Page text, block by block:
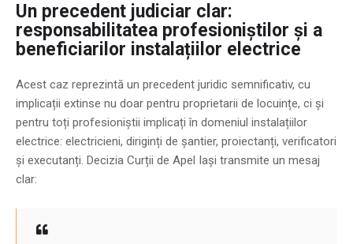
Un precedent judiciar clar:
responsabilitatea profesioniștilor și a
beneficiarilor instalațiilor electrice
Acest caz reprezintă un precedent juridic semnificativ, cu
implicații extinse nu doar pentru proprietarii de locuințe, ci și
pentru toți profesioniștii implicați în domeniul instalațiilor
electrice: electricieni, diriginți de șantier, proiectanți, verificatori
și executanți. Decizia Curții de Apel Iași transmite un mesaj
clar: